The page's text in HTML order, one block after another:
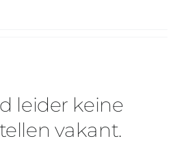
leider keine
vakant.